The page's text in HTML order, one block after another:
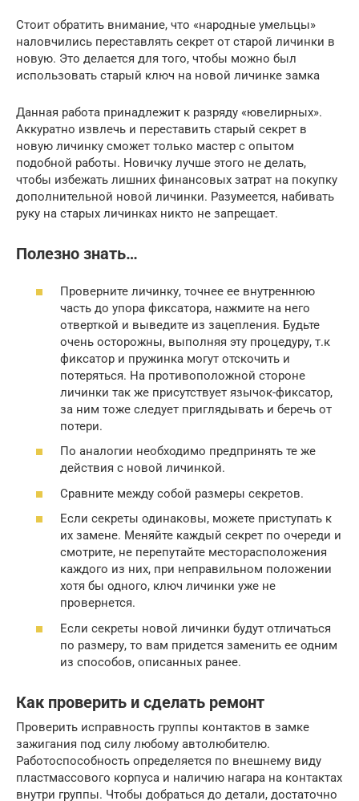
Стоит обратить внимание, что «народные умельцы»
наловчились переставлять секрет от старой личинки в
новую. Это делается для того, чтобы можно был
использовать старый ключ на новой личинке замка
Данная работа принадлежит к разряду «ювелирных».
Аккуратно извлечь и переставить старый секрет в
новую личинку сможет только мастер с опытом
подобной работы. Новичку лучше этого не делать,
чтобы избежать лишних финансовых затрат на покупку
дополнительной новой личинки. Разумеется, набивать
руку на старых личинках никто не запрещает.
Полезно знать…
Проверните личинку, точнее ее внутреннюю
часть до упора фиксатора, нажмите на него
отверткой и выведите из зацепления. Будьте
очень осторожны, выполняя эту процедуру, т.к
фиксатор и пружинка могут отскочить и
потеряться. На противоположной стороне
личинки так же присутствует язычок-фиксатор,
за ним тоже следует приглядывать и беречь от
потери.
По аналогии необходимо предпринять те же
действия с новой личинкой.
Сравните между собой размеры секретов.
Если секреты одинаковы, можете приступать к
их замене. Меняйте каждый секрет по очереди и
смотрите, не перепутайте месторасположения
каждого из них, при неправильном положении
хотя бы одного, ключ личинки уже не
провернется.
Если секреты новой личинки будут отличаться
по размеру, то вам придется заменить ее одним
из способов, описанных ранее.
Как проверить и сделать ремонт
Проверить исправность группы контактов в замке
зажигания под силу любому автолюбителю.
Работоспособность определяется по внешнему виду
пластмассового корпуса и наличию нагара на контактах
внутри группы. Чтобы добраться до детали, достаточно